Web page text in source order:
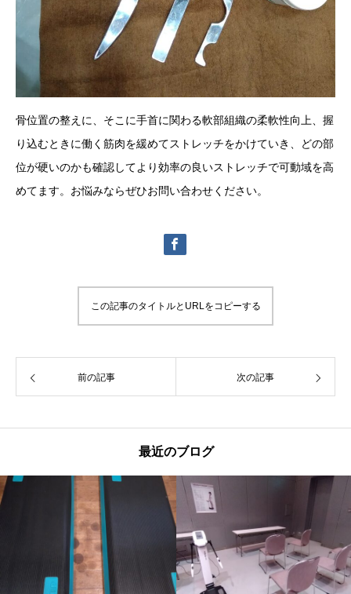
骨位置の整えに、そこに手首に関わる軟部組織の柔軟性向上、握
り込むときに働く筋肉を緩めてストレッチをかけていき、どの部
位が硬いのかも確認してより効率の良いストレッチで可動域を高
めてます。お悩みならぜひお問い合わせください。
この記事のタイトルとURLをコピーする
前の記事 次の記事
最近のブログ